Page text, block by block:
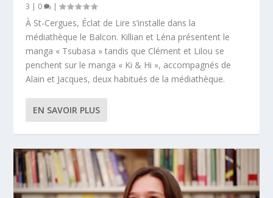
3 | 0 |
À St-Cergues, Éclat de Lire s’installe dans la
médiathèque le Balcon. Killian et Léna présentent le
manga « Tsubasa » tandis que Clément et Lilou se
penchent sur le manga « Ki & Hi », accompagnés de
Alain et Jacques, deux habitués de la médiathèque.
EN SAVOIR PLUS